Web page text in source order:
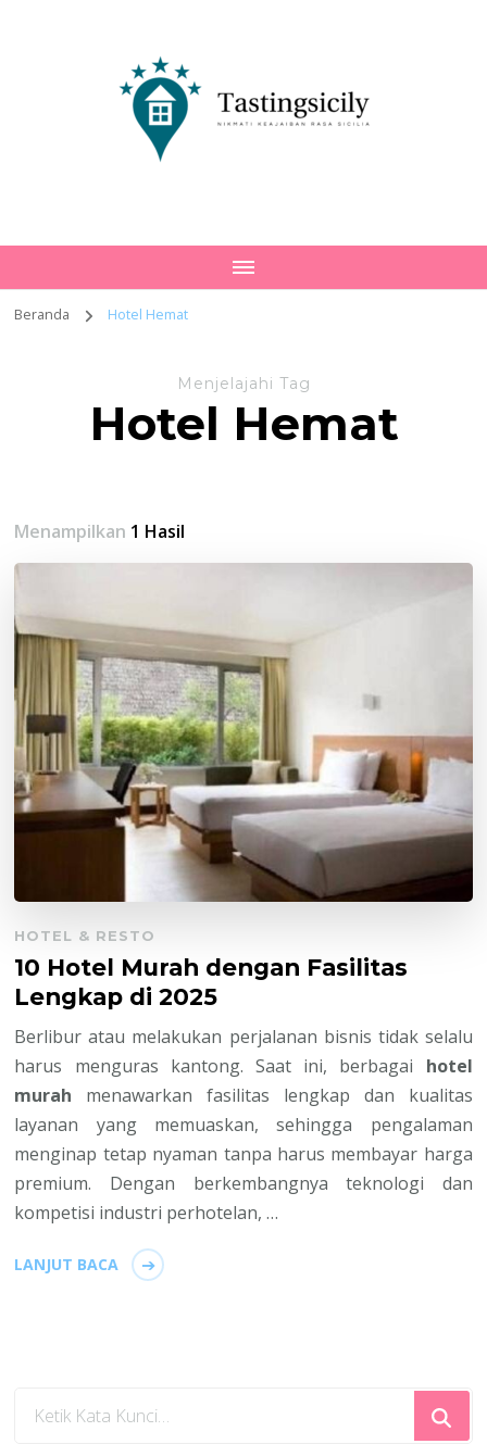
Beranda Hotel Hemat
Menjelajahi Tag
Hotel Hemat
Menampilkan 1 Hasil
HOTEL & RESTO
10 Hotel Murah dengan Fasilitas
Lengkap di 2025
Berlibur atau melakukan perjalanan bisnis tidak selalu
harus menguras kantong. Saat ini, berbagai hotel
murah menawarkan fasilitas lengkap dan kualitas
layanan yang memuaskan, sehingga pengalaman
menginap tetap nyaman tanpa harus membayar harga
premium. Dengan berkembangnya teknologi dan
kompetisi industri perhotelan, …
LANJUT BACA